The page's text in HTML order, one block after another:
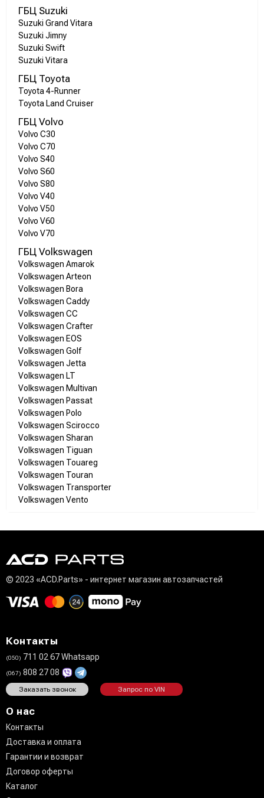
ГБЦ Suzuki
Suzuki Grand Vitara
Suzuki Jimny
Suzuki Swift
Suzuki Vitara
ГБЦ Toyota
Toyota 4-Runner
Toyota Land Cruiser
ГБЦ Volvo
Volvo C30
Volvo C70
Volvo S40
Volvo S60
Volvo S80
Volvo V40
Volvo V50
Volvo V60
Volvo V70
ГБЦ Volkswagen
Volkswagen Amarok
Volkswagen Arteon
Volkswagen Bora
Volkswagen Caddy
Volkswagen CC
Volkswagen Crafter
Volkswagen EOS
Volkswagen Golf
Volkswagen Jetta
Volkswagen LT
Volkswagen Multivan
Volkswagen Passat
Volkswagen Polo
Volkswagen Scirocco
Volkswagen Sharan
Volkswagen Tiguan
Volkswagen Touareg
Volkswagen Touran
Volkswagen Transporter
Volkswagen Vento
© 2023 «ACD.Parts» - интернет магазин автозапчастей
Контакты
(050) 711 02 67 Whatsapp
(067) 808 27 08
Заказать звонок Запрос по VIN
О нас
Контакты
Доставка и оплата
Гарантии и возврат
Договор оферты
Каталог